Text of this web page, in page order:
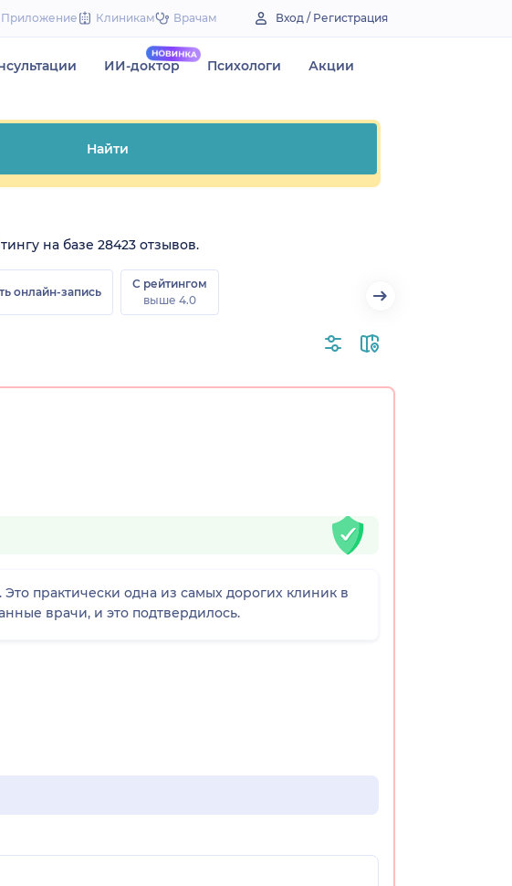
Приложение Клиникам Врачам Вход / Регистрация
ИИ-доктор Психологи Акции
Найти
на базе 28423 отзывов.
онлайн-запись
С рейтингом
выше 4.0
практически одна из самых дорогих клиник в
врачи, и это подтвердилось.